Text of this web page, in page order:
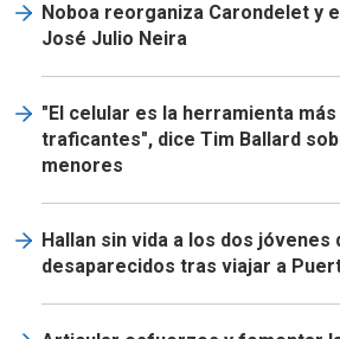
Noboa reorganiza Carondelet y
José Julio Neira
"El celular es la herramienta
traficantes", dice Tim Ballard
menores
Hallan sin vida a los dos jóvenes
desaparecidos tras viajar a